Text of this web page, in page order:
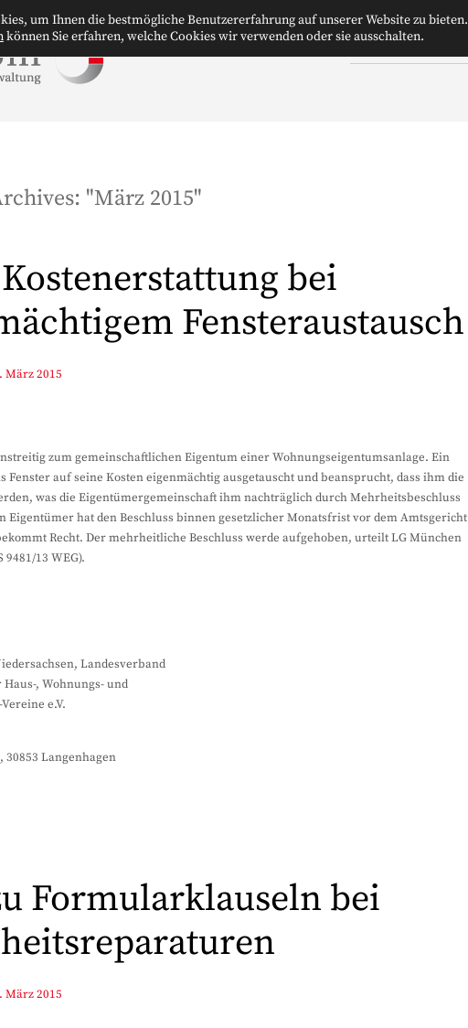
"März 2015"
bei
Fensteraustausch
März 2015
zum gemeinschaftlichen Eigentum einer Wohnungseigentumsanlage. Ein
Fenster auf seine Kosten eigenmächtig ausgetauscht und beansprucht, dass ihm die
was die Eigentümergemeinschaft ihm nachträglich durch Mehrheitsbeschluss
Eigentümer hat den Beschluss binnen gesetzlicher Monatsfrist vor dem Amtsgericht
Recht. Der mehrheitliche Beschluss werde aufgehoben, urteilt LG München
9481/13 WEG).
Landesverband
, Wohnungs- und
e.V.
30853 Langenhagen
Formularklauseln bei
März 2015
um Ihnen die bestmögliche Benutzererfahrung auf unserer Website zu bieten.
können Sie erfahren, welche Cookies wir verwenden oder sie ausschalten.